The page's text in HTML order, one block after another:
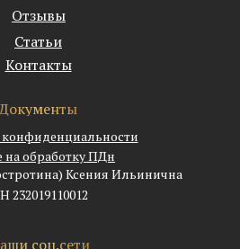
Ксения Ильинична
232019110012
Отзывы
Статьи
соц.сети
Контакты
Документы
на обработку ПДн